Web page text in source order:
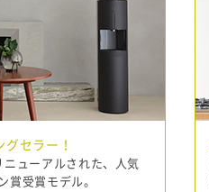
セラー！
ューアルされた、人気
賞受賞モデル。